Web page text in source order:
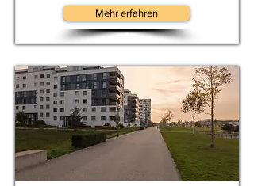
Mehr erfahren